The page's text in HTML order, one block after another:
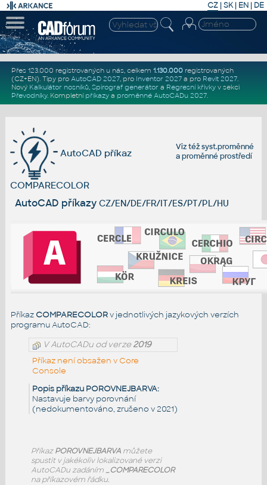
CZ | SK| EN | DE
Přes 123.000 registrovaných u nás, celkem 1.130.000registrovaných
(CZ+EN). Tipy pro AutoCAD 2027, pro Inventor 2027a pro Revit 2027.
Nový Kalkulátor nosníků, Spirograf generátor a Regresní křivkyv sekci
Převodníky. Kompletní příkazya proměnné AutoCADu 2027.
Viz téžsyst.proměnné
aproměnné prostředí
AutoCAD příkaz
COMPARECOLOR
AutoCAD příkazy CZ/EN/DE/FR/IT/ES/PT/PL/HU
Příkaz COMPARECOLORv jednotlivých jazykových verzích
programu AutoCAD:
V AutoCADu od verze2019
Příkaz není obsažen v Core
Console
Popis příkazu POROVNEJBARVA:
Nastavuje barvy porovnání
(nedokumentováno, zrušeno v 2021)
PříkazPOROVNEJBARVAmůžete
spustit v jakékoliv lokalizované verzi
AutoCADu zadáním _COMPARECOLOR
na příkazovém řádku.